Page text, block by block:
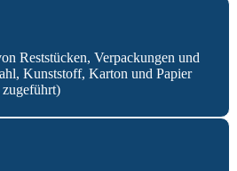
Reststücken, Verpackungen und
Kunststoff, Karton und Papier